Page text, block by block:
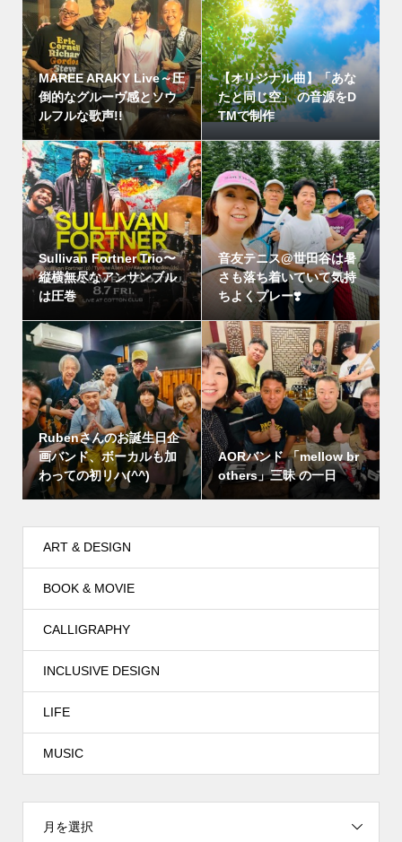
MAREE ARAKY Live～圧
倒的なグルーヴ感とソウ
ルフルな歌声!!
【オリジナル曲】「あな
たと同じ空」 の音源をD
TMで制作
Sullivan Fortner Trio〜
縦横無尽なアンサンブル
は圧巻
音友テニス@世田谷は暑
さも落ち着いていて気持
ちよくプレー❣️
Rubenさんのお誕生日企
画バンド、ボーカルも加
わっての初リハ(^^)
AORバンド 「mellow br
others」三昧 の一日
ART & DESIGN
BOOK & MOVIE
CALLIGRAPHY
INCLUSIVE DESIGN
LIFE
MUSIC
月を選択